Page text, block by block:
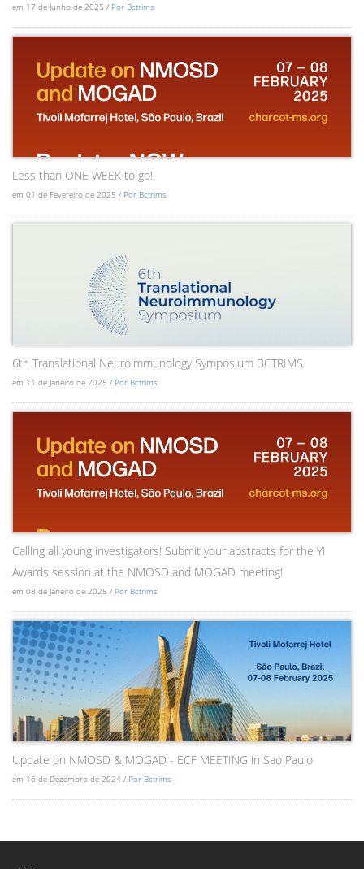
em 17 de Junho de 2025 / Por Bctrims
Less than ONE WEEK to go!
em 01 de Fevereiro de 2025 / Por Bctrims
6th Translational Neuroimmunology Symposium BCTRIMS
em 11 de Janeiro de 2025 / Por Bctrims
Calling all young investigators! Submit your abstracts for the YI
Awards session at the NMOSD and MOGAD meeting!
em 08 de Janeiro de 2025 / Por Bctrims
Update on NMOSD & MOGAD - ECF MEETING in Sao Paulo
em 16 de Dezembro de 2024 / Por Bctrims